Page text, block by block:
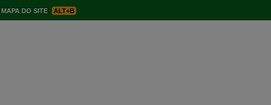
MAPA DO SITE ALT+B